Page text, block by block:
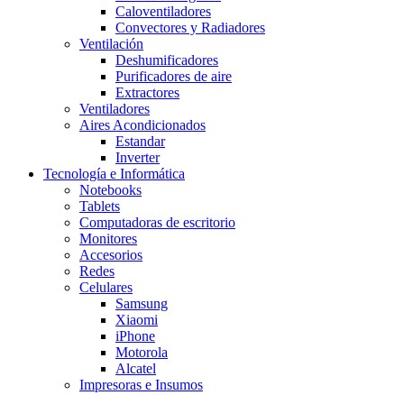
Caloventiladores
Convectores y Radiadores
Ventilación
Deshumificadores
Purificadores de aire
Extractores
Ventiladores
Aires Acondicionados
Estandar
Inverter
Tecnología e Informática
Notebooks
Tablets
Computadoras de escritorio
Monitores
Accesorios
Redes
Celulares
Samsung
Xiaomi
iPhone
Motorola
Alcatel
Impresoras e Insumos